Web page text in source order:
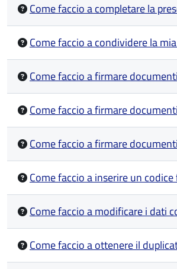
Come faccio a completare la
Come faccio a condividere la
Come faccio a firmare
Come faccio a firmare
Come faccio a firmare
Come faccio a inserire un
Come faccio a modificare i dati
Come faccio a ottenere il